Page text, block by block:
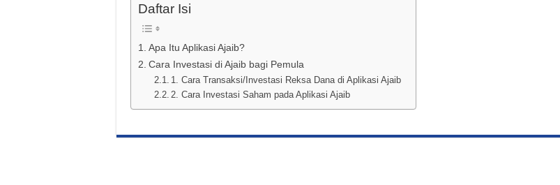
Daftar Isi
Apa Itu Aplikasi Ajaib?
Cara Investasi di Ajaib bagi Pemula
1. Cara Transaksi/Investasi Reksa Dana di Aplikasi Ajaib
2. Cara Investasi Saham pada Aplikasi Ajaib